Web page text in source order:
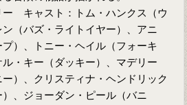
ー キャスト：トム・ハンクス（ウ
（バズ・ライトイヤー）、アニ
）、トニー・ヘイル（フォーキ
・キー（ダッキー）、マデリー
）、クリスティナ・ヘンドリック
、ジョーダン・ピール（バニ